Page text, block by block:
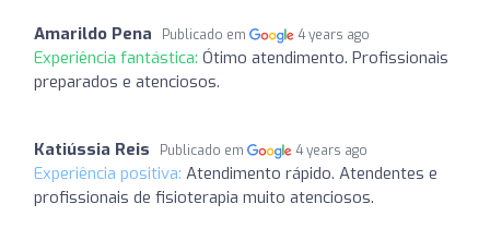
Amarildo Pena Publicado em 4 years ago
Experiência fantástica: Ótimo atendimento. Profissionais
preparados e atenciosos.
Katiússia Reis Publicado em 4 years ago
Experiência positiva: Atendimento rápido. Atendentes e
profissionais de fisioterapia muito atenciosos.